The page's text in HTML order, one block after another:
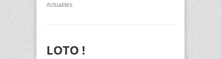
Actualités
LOTO !